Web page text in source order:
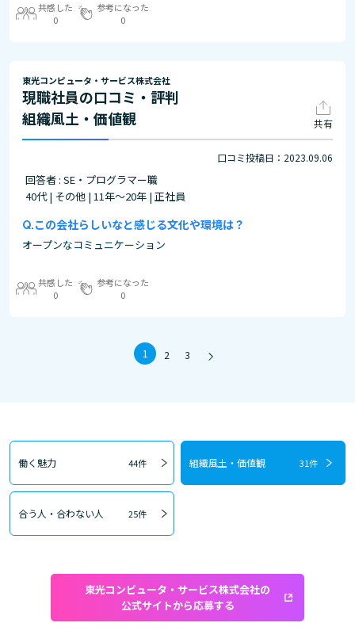
共感した
0
参考になった
0
東光コンピュータ・サービス株式会社
現職社員の口コミ・評判
組織風土・価値観
共有
口コミ投稿日：2023.09.06
回答者 : SE・プログラマー職
40代 | その他 | 11年～20年 | 正社員
この会社らしいなと感じる文化や環境は？
オープンなコミュニケーション
共感した
0
参考になった
0
1 2 3
働く魅力 44件 組織風土・価値観 31件
合う人・合わない人 25件
東光コンピュータ・サービス株式会社の
公式サイトから応募する